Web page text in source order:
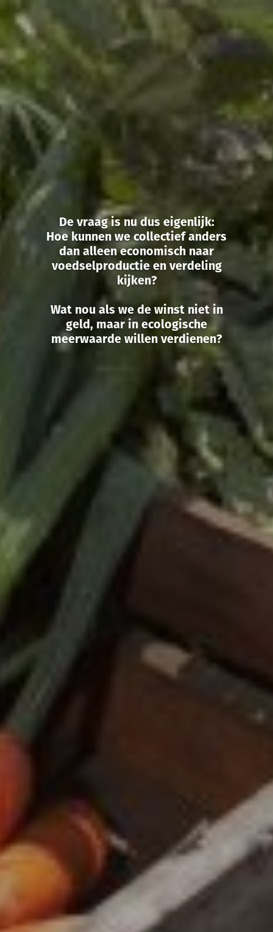
De vraag is nu dus eigenlijk:
Hoe kunnen we collectief anders
dan alleen economisch naar
voedselproductie en verdeling
kijken?
Wat nou als we de winst niet in
geld, maar in ecologische
meerwaarde willen verdienen?